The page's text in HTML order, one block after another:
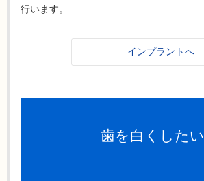
行います。
インプラントへ
歯を白くしたい